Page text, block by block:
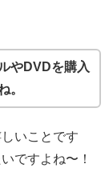
やDVDを購入
。
いことです
ですよね〜！